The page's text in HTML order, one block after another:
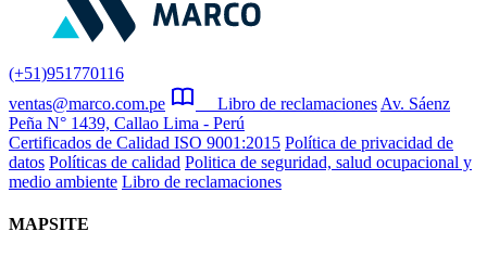
(+51)951770116
ventas@marco.com.pe
Libro de reclamaciones Av. Sáenz
Peña N° 1439, Callao Lima - Perú
Certificados de Calidad ISO 9001:2015 Política de privacidad de
datos Políticas de calidad Politica de seguridad, salud ocupacional y
medio ambiente Libro de reclamaciones
MAPSITE